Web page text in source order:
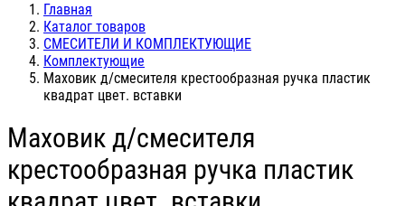
Главная
Каталог товаров
СМЕСИТЕЛИ И КОМПЛЕКТУЮЩИЕ
Комплектующие
Маховик д/смесителя крестообразная ручка пластик
квадрат цвет. вставки
Маховик д/смесителя
крестообразная ручка пластик